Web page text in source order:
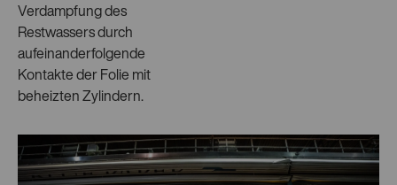
Verdampfung des
Restwassers durch
aufeinanderfolgende
Kontakte der Folie mit
beheizten Zylindern.